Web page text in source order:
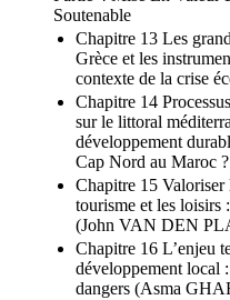
Soutenable
Chapitre 13 Les
Grèce et les
contexte de la crise
Chapitre 14
sur le littoral
développement
Cap Nord au Maroc
Chapitre 15
tourisme et les loisirs
(John VAN DEN
Chapitre 16 L’enjeu
développement local
dangers (Asma